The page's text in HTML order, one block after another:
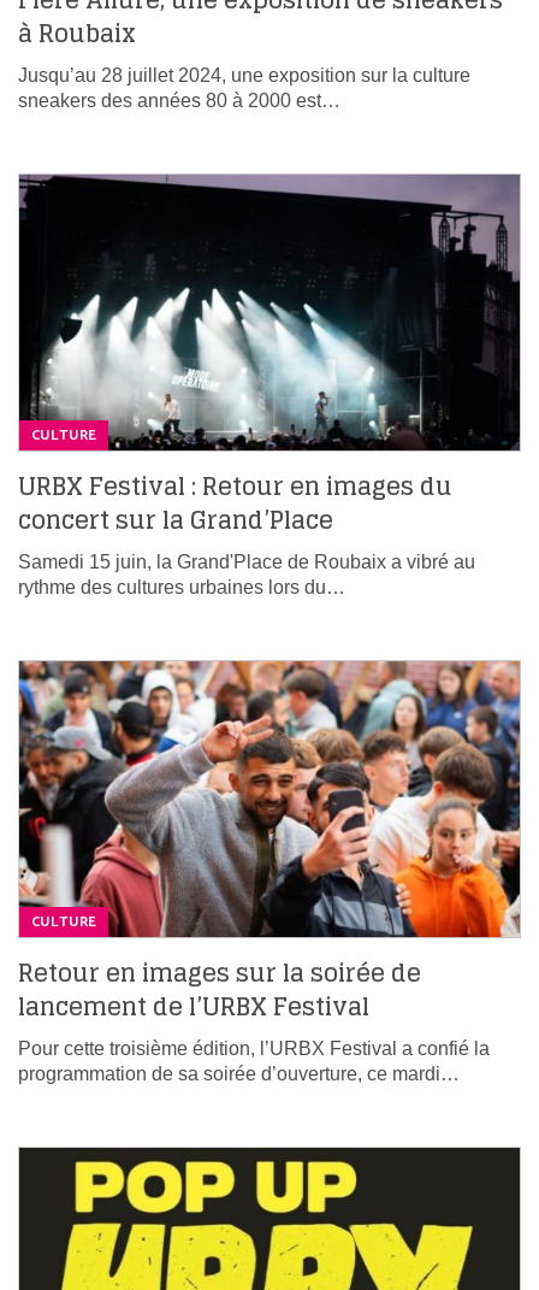
à Roubaix
Jusqu’au 28 juillet 2024, une exposition sur la culture
sneakers des années 80 à 2000 est…
CULTURE
URBX Festival : Retour en images du
concert sur la Grand’Place
Samedi 15 juin, la Grand'Place de Roubaix a vibré au
rythme des cultures urbaines lors du…
CULTURE
Retour en images sur la soirée de
lancement de l’URBX Festival
Pour cette troisième édition, l’URBX Festival a confié la
programmation de sa soirée d’ouverture, ce mardi…